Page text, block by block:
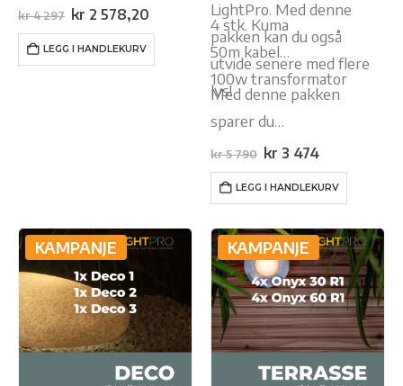
Touch transformator for
LightPros 12 volt
utelyssystem. Dette er
kr4 297 Opprinnelig
var:
kr 4
297.
kr 2 578,20Nåværende
er:
578,20.
LEGG I HANDLEKURV
LightPro. Med denne
pakken kan du også
utvide senere med flere
lys!
4 stk. Kuma
50m kabel
100w transformator
Med denne pakken
sparer du…
kr5 790 Opprinnelig
kr 5
790.
kr 3 474Nåværende
kr 3
474.
LEGG I HANDLEKURV
KAMPANJE KAMPANJE